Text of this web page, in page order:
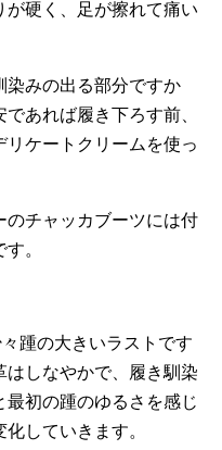
が硬く、足が擦れて痛い
染みの出る部分ですか
あれば履き下ろす前、
ケートクリームを使っ
のチャッカブーツには付
。
踵の大きいラストです
はしなやかで、履き馴染
初の踵のゆるさを感じ
していきます。